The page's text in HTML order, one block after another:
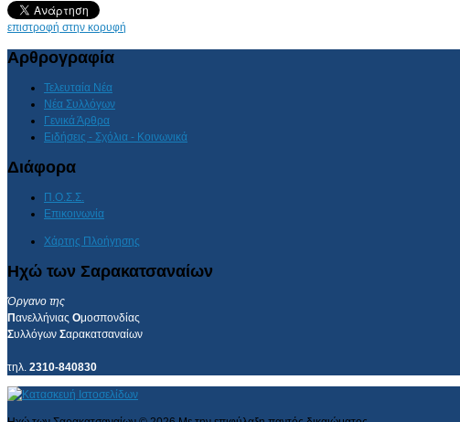
AdmirorGallery 4.5.0 , author/s
επιστροφή στην κορυφή
Αρθρογραφία
Τελευταία Νέα
Νέα Συλλόγων
Γενικά Άρθρα
Ειδήσεις - Σχόλια - Κοινωνικά
Διάφορα
Π.Ο.Σ.Σ.
Επικοινωνία
Χάρτης Πλοήγησης
Ηχώ των Σαρακατσαναίων
Όργανο της
Πανελλήνιας Ομοσπονδίας
Συλλόγων Σαρακατσαναίων
τηλ. 2310-840830